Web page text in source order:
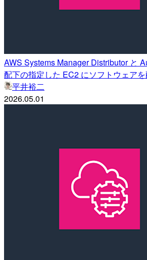
AWS Systems Manager Distributor と
配下の指定した EC2 にソフトウェア
平井裕二
2026.05.01